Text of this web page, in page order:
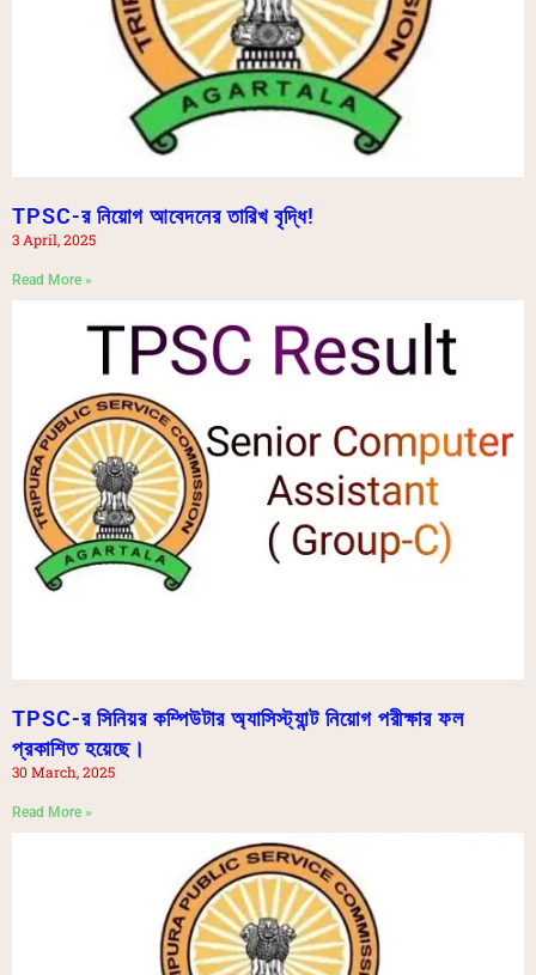
TPSC-র নিয়োগ আবেদনের তারিখ বৃদ্ধি!
3 April, 2025
Read More »
TPSC-র সিনিয়র কম্পিউটার অ্যাসিস্ট্যান্ট নিয়োগ পরীক্ষার ফল
প্রকাশিত হয়েছে।
30 March, 2025
Read More »